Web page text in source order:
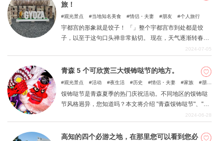
旅！
观光景点 当地知名美食 情侣・夫妻 朋友 个人旅行
宇都宫的形象就是饺子！ 「」整个宇都宫市到处都是饺
子，以至于这句口头禅非常贴切。 现在，天气逐渐转春，
是时候享受旅行的乐趣了、 每个人都会对常见的旅游景点
旅行的目的地。 在一些人的印象中，枥木是关东北部的一
个地区，虽然有日光等著名旅游景点，但作为观光和游玩
2024-07-05
青森 5 个可欣赏三大馁钸哒节的地方。
观光景点 活动 夜生活 历史 情侣・夫妻 家族
朋
馁钸哒节是青森夏季的热门庆祝活动。不同地区的馁钸哒
节风格迥异，您知道吗？本文将介绍 "青森馁钸哒节"、"弘
前馁钸哒节"、"五所川原馁钸哒节 "三大馁钸哒节庆，以及
2024-06-28
高知的四个必游之地，在那里您可以看到您必